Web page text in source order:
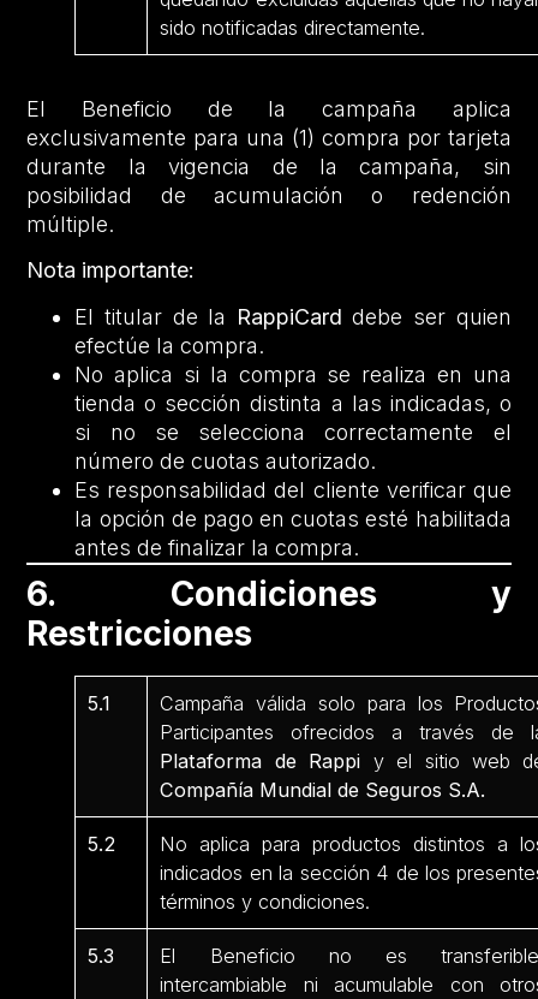
sido notificadas directamente.
El Beneficio de la campaña aplica
exclusivamente para una (1) compra por tarjeta
durante la vigencia de la campaña, sin
posibilidad de acumulación o redención
múltiple.
Nota importante:
El titular de la
RappiCard debe ser quien
efectúe la compra.
No aplica si la compra se realiza en una
tienda o sección distinta a las indicadas, o
si no se selecciona correctamente el
número de cuotas autorizado.
Es responsabilidad del cliente verificar que
la opción de pago en cuotas esté habilitada
antes de finalizar la compra.
6. Condiciones y
Restricciones
5.1
Campaña válida solo para los
Participantes ofrecidos a través de
Plataforma de Rappi y el sitio web
Compañía Mundial de Seguros S.A.
5.2
No aplica para productos distintos a
indicados en la sección 4 de los
términos y condiciones.
5.3
El Beneficio no es
intercambiable ni acumulable con